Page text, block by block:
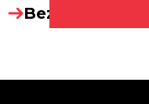
Bezoek website